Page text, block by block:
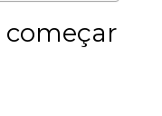
começar